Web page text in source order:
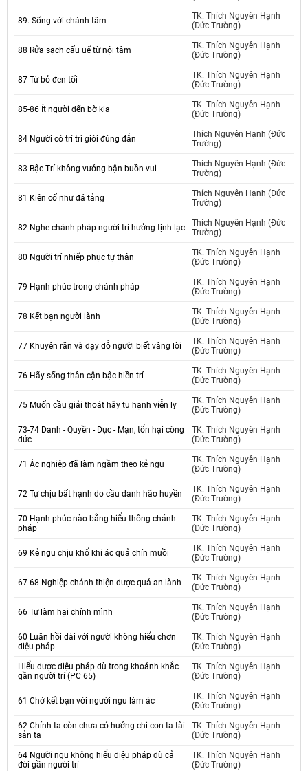
89. Sống với chánh tâm
TK. Thích Nguyên Hạnh
(Đức Trường)
88 Rửa sạch cấu uế từ nội tâm
TK. Thích Nguyên Hạnh
(Đức Trường)
87 Từ bỏ đen tối
TK. Thích Nguyên Hạnh
(Đức Trường)
85-86 Ít người đến bờ kia
TK. Thích Nguyên Hạnh
(Đức Trường)
84 Người có trí trì giới đúng đắn
Thích Nguyên Hạnh (Đức
Trường)
83 Bậc Trí không vướng bận buồn vui
Thích Nguyên Hạnh (Đức
Trường)
81 Kiên cố như đá tảng
Thích Nguyên Hạnh (Đức
Trường)
82 Nghe chánh pháp người trí hưởng tịnh lạc
Thích Nguyên Hạnh (Đức
Trường)
80 Người trí nhiếp phục tự thân
TK. Thích Nguyên Hạnh
(Đức Trường)
79 Hạnh phúc trong chánh pháp
TK. Thích Nguyên Hạnh
(Đức Trường)
78 Kết bạn người lành
TK. Thích Nguyên Hạnh
(Đức Trường)
77 Khuyên răn và dạy dỗ người biết vâng lời
TK. Thích Nguyên Hạnh
(Đức Trường)
76 Hãy sống thân cận bậc hiền trí
TK. Thích Nguyên Hạnh
(Đức Trường)
75 Muốn cầu giải thoát hãy tu hạnh viễn ly
TK. Thích Nguyên Hạnh
(Đức Trường)
73-74 Danh - Quyền - Dục - Mạn, tổn hại công
đức
TK. Thích Nguyên Hạnh
(Đức Trường)
71 Ác nghiệp đã làm ngầm theo kẻ ngu
TK. Thích Nguyên Hạnh
(Đức Trường)
72 Tự chịu bất hạnh do cầu danh hão huyền
TK. Thích Nguyên Hạnh
(Đức Trường)
70 Hạnh phúc nào bằng hiểu thông chánh
pháp
TK. Thích Nguyên Hạnh
(Đức Trường)
69 Kẻ ngu chịu khổ khi ác quả chín muồi
TK. Thích Nguyên Hạnh
(Đức Trường)
67-68 Nghiệp chánh thiện được quả an lành
TK. Thích Nguyên Hạnh
(Đức Trường)
66 Tự làm hại chính mình
TK. Thích Nguyên Hạnh
(Đức Trường)
60 Luân hồi dài với người không hiểu chơn
diệu pháp
TK. Thích Nguyên Hạnh
(Đức Trường)
Hiểu dược diệu pháp dù trong khoảnh khắc
gần người trí (PC 65)
TK. Thích Nguyên Hạnh
(Đức Trường)
61 Chớ kết bạn với người ngu làm ác
TK. Thích Nguyên Hạnh
(Đức Trường)
62 Chính ta còn chưa có hướng chi con ta tài
sản ta
TK. Thích Nguyên Hạnh
(Đức Trường)
64 Người ngu không hiểu diệu pháp dù cả
đời gần người trí
TK. Thích Nguyên Hạnh
(Đức Trường)